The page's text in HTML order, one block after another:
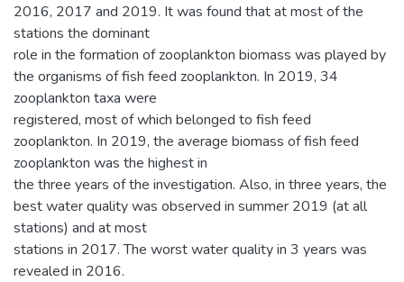
2016, 2017 and 2019. It was found that at most of the
stations the dominant
role in the formation of zooplankton biomass was played by
the organisms of fish feed zooplankton. In 2019, 34
zooplankton taxa were
registered, most of which belonged to fish feed
zooplankton. In 2019, the average biomass of fish feed
zooplankton was the highest in
the three years of the investigation. Also, in three years, the
best water quality was observed in summer 2019 (at all
stations) and at most
stations in 2017. The worst water quality in 3 years was
revealed in 2016.